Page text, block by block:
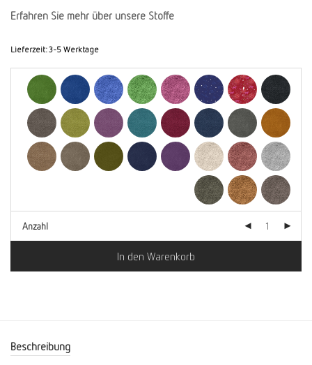
Erfahren Sie mehr über unsere Stoffe
Lieferzeit:3-5 Werktage
Anzahl
In den Warenkorb
Beschreibung